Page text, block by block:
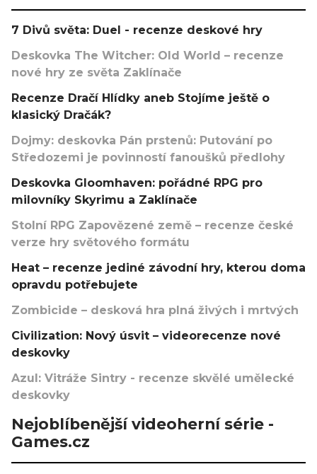
7 Divů světa: Duel - recenze deskové hry
Deskovka The Witcher: Old World – recenze
nové hry ze světa Zaklínače
Recenze Dračí Hlídky aneb Stojíme ještě o
klasický Dračák?
Dojmy: deskovka Pán prstenů: Putování po
Středozemi je povinností fanoušků předlohy
Deskovka Gloomhaven: pořádné RPG pro
milovníky Skyrimu a Zaklínače
Stolní RPG Zapovězené země – recenze české
verze hry světového formátu
Heat – recenze jediné závodní hry, kterou doma
opravdu potřebujete
Zombicide – desková hra plná živých i mrtvých
Civilization: Nový úsvit – videorecenze nové
deskovky
Azul: Vitráže Sintry - recenze skvělé umělecké
deskovky
Nejoblíbenější videoherní série -
Games.cz